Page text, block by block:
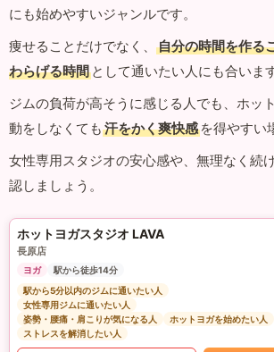
にも始めやすいジャンルです。
痩せることだけでなく、
自分の時間を作る
わらげる時間 として通いたい人にも合います
ジムの負荷が高そうに感じる人でも、ホッ
動をしなくても 汗をかく爽快感 を得やすい
女性専用スタジオの安心感や、無理なく続
認しましょう。
ホットヨガスタジオ LAVA
長原店
ヨガ
駅から徒歩14分
駅から5分以内のジムに通いたい人
女性専用ジムに通いたい人
姿勢・腰痛・肩こりが気になる人
ホットヨガを始めたい人
ストレスを解消したい人